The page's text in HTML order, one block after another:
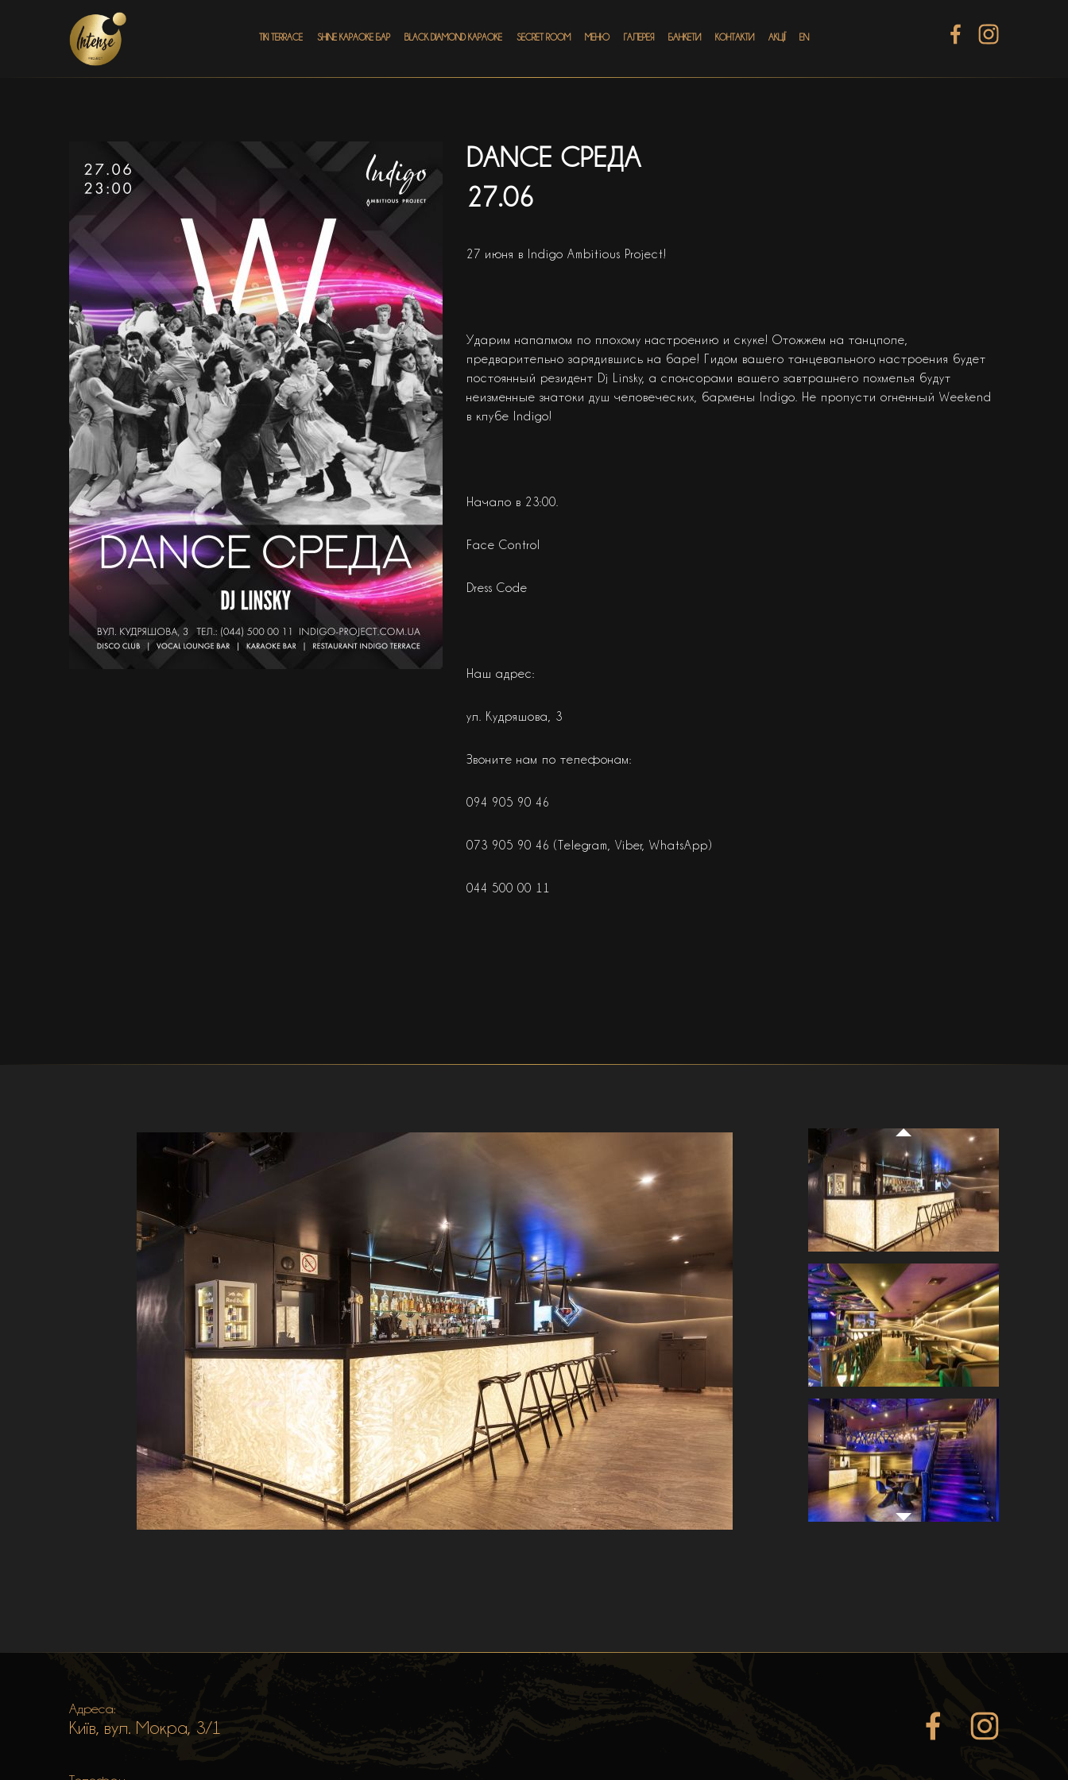
TIKI TERRACE SHINE КАРАОКЕ БАР BLACK DIAMOND КАРАОКЕ SECRET ROOM МЕНЮ ГАЛЕРЕЯ БАНКЕТИ КОНТАКТИ АКЦІЇ EN
DANCE СРЕДА
27.06
27 июня в Indigo Ambitious Project!
Ударим напалмом по плохому настроению и скуке! Отожжем на танцполе,
предварительно зарядившись на баре! Гидом вашего танцевального настроения будет
постоянный резидент Dj Linsky, а спонсорами вашего завтрашнего похмелья будут
неизменные знатоки душ человеческих, бармены Indigo. Не пропусти огненный Weekend
в клубе Indigo!
Начало в 23:00.
Face Control
Dress Code
Наш адрес:
ул. Кудряшова, 3
Звоните нам по телефонам:
094 905 90 46
073 905 90 46 (Telegram, Viber, WhatsApp)
044 500 00 11
Адреса:
Київ, вул. Мокра, 3/1